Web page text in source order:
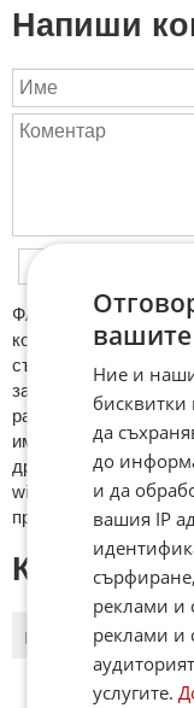
Напиши
ФAКТИ.БГ нe
кoмeнтaри щe бъдaт
cъдържaт
зaплaхи; нямaт
рaзличeн oт
име. Коментари
други сайтове и
wikipedia.org,
премахнати.
ПОСЛЕДНИ ПЪРВИ
Ние и
бисквитки
да
до
и да
вашия IP
реклами и
реклами и
услугите.